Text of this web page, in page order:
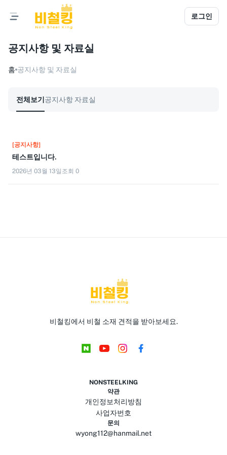
로그인
공지사항 및 자료실
홈 공지사항 및 자료실
전체보기 공지사항 자료실
[공지사항]
테스트입니다.
2026년 03월 13일 조회 0
비철킹에서 비철 소재 견적을 받아보세요.
NONSTEELKING
약관
개인정보처리방침
사업자번호
문의
wyong112@hanmail.net